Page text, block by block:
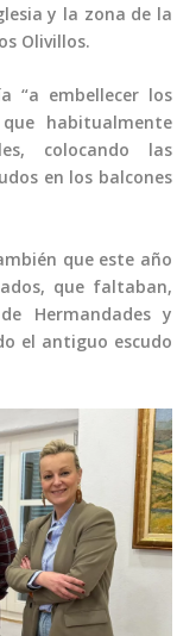
y la zona de la
Olivillos.
“a embellecer los
habitualmente
colocando las
en los balcones
que este año
que faltaban,
Hermandades y
el antiguo escudo